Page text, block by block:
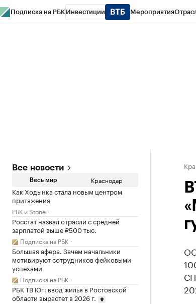
Подписка на РБК Инвестиции Мероприятия
Все новости
Весь мир Краснодар
Как Ходынка стала новым центром
притяжения
РБК и Stone
Росстат назвал отрасли с средней
зарплатой выше ₽500 тыс.
Подписка на РБК
Большая афера. Зачем начальники
мотивируют сотрудников фейковыми
успехами
Подписка на РБК
РБК ТВ Юг: ввод жилья в Ростовской
области вырастет в 2026 г.